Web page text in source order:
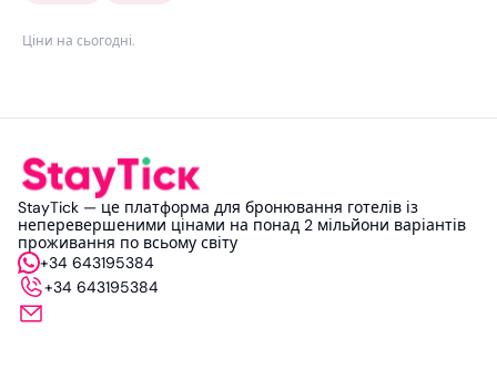
Ціни на сьогодні.
StayTick — це платформа для бронювання готелів із
неперевершеними цінами на понад 2 мільйони варіантів
проживання по всьому світу
+34 643195384
+34 643195384